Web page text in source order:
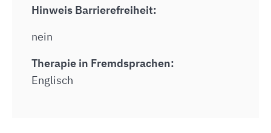
Hinweis Barrierefreiheit:
nein
Therapie in Fremdsprachen:
Englisch